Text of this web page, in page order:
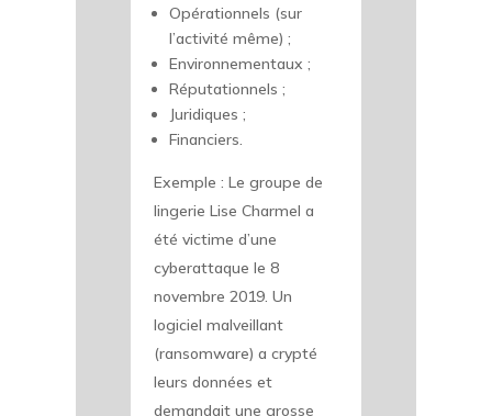
Opérationnels (sur
l’activité même) ;
Environnementaux ;
Réputationnels ;
Juridiques ;
Financiers.
Exemple : Le groupe de
lingerie Lise Charmel a
été victime d’une
cyberattaque le 8
novembre 2019. Un
logiciel malveillant
(ransomware) a crypté
leurs données et
demandait une grosse